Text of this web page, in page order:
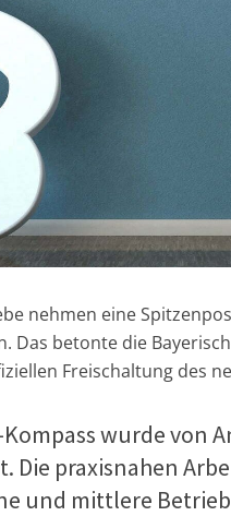
nehmen eine
Das betonte die
Freischaltung des
Kompass wurde von
Die praxisnahen
und mittlere